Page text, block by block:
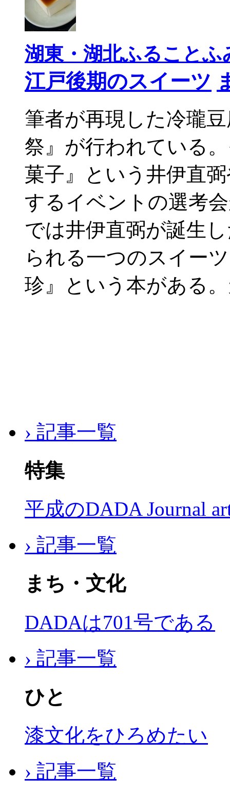
湖東・湖北ふることふ
江戸後期のスイーツ
筆者が再現した冷瓏
祭』が行われている
菓子』という井伊直
するイベントの選考
では井伊直弼が誕生
られる一つのスイー
珍』という本がある
› 記事一覧
特集
平成のDADA Journal
› 記事一覧
まち・文化
DADAは701号である
› 記事一覧
ひと
漆文化をひろめたい
› 記事一覧